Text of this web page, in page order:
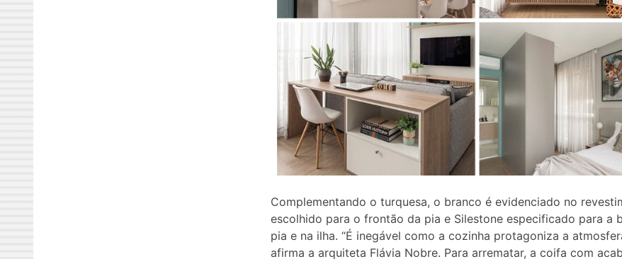
Complementando o turquesa, o branco é evidenciado no
escolhido para o frontão da pia e Silestone especificado para a
pia e na ilha. “É inegável como a cozinha protagoniza a
afirma a arquiteta Flávia Nobre. Para arrematar, a coifa com